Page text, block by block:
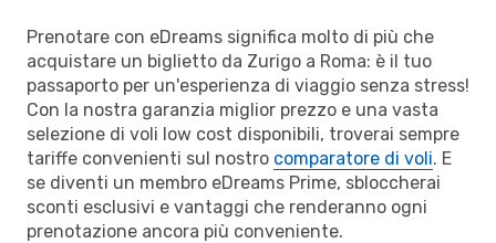
Prenotare con eDreams significa molto di più che
acquistare un biglietto da Zurigo a Roma: è il tuo
passaporto per un'esperienza di viaggio senza stress!
Con la nostra garanzia miglior prezzo e una vasta
selezione di voli low cost disponibili, troverai sempre
tariffe convenienti sul nostro comparatore di voli. E
se diventi un membro eDreams Prime, sbloccherai
sconti esclusivi e vantaggi che renderanno ogni
prenotazione ancora più conveniente.